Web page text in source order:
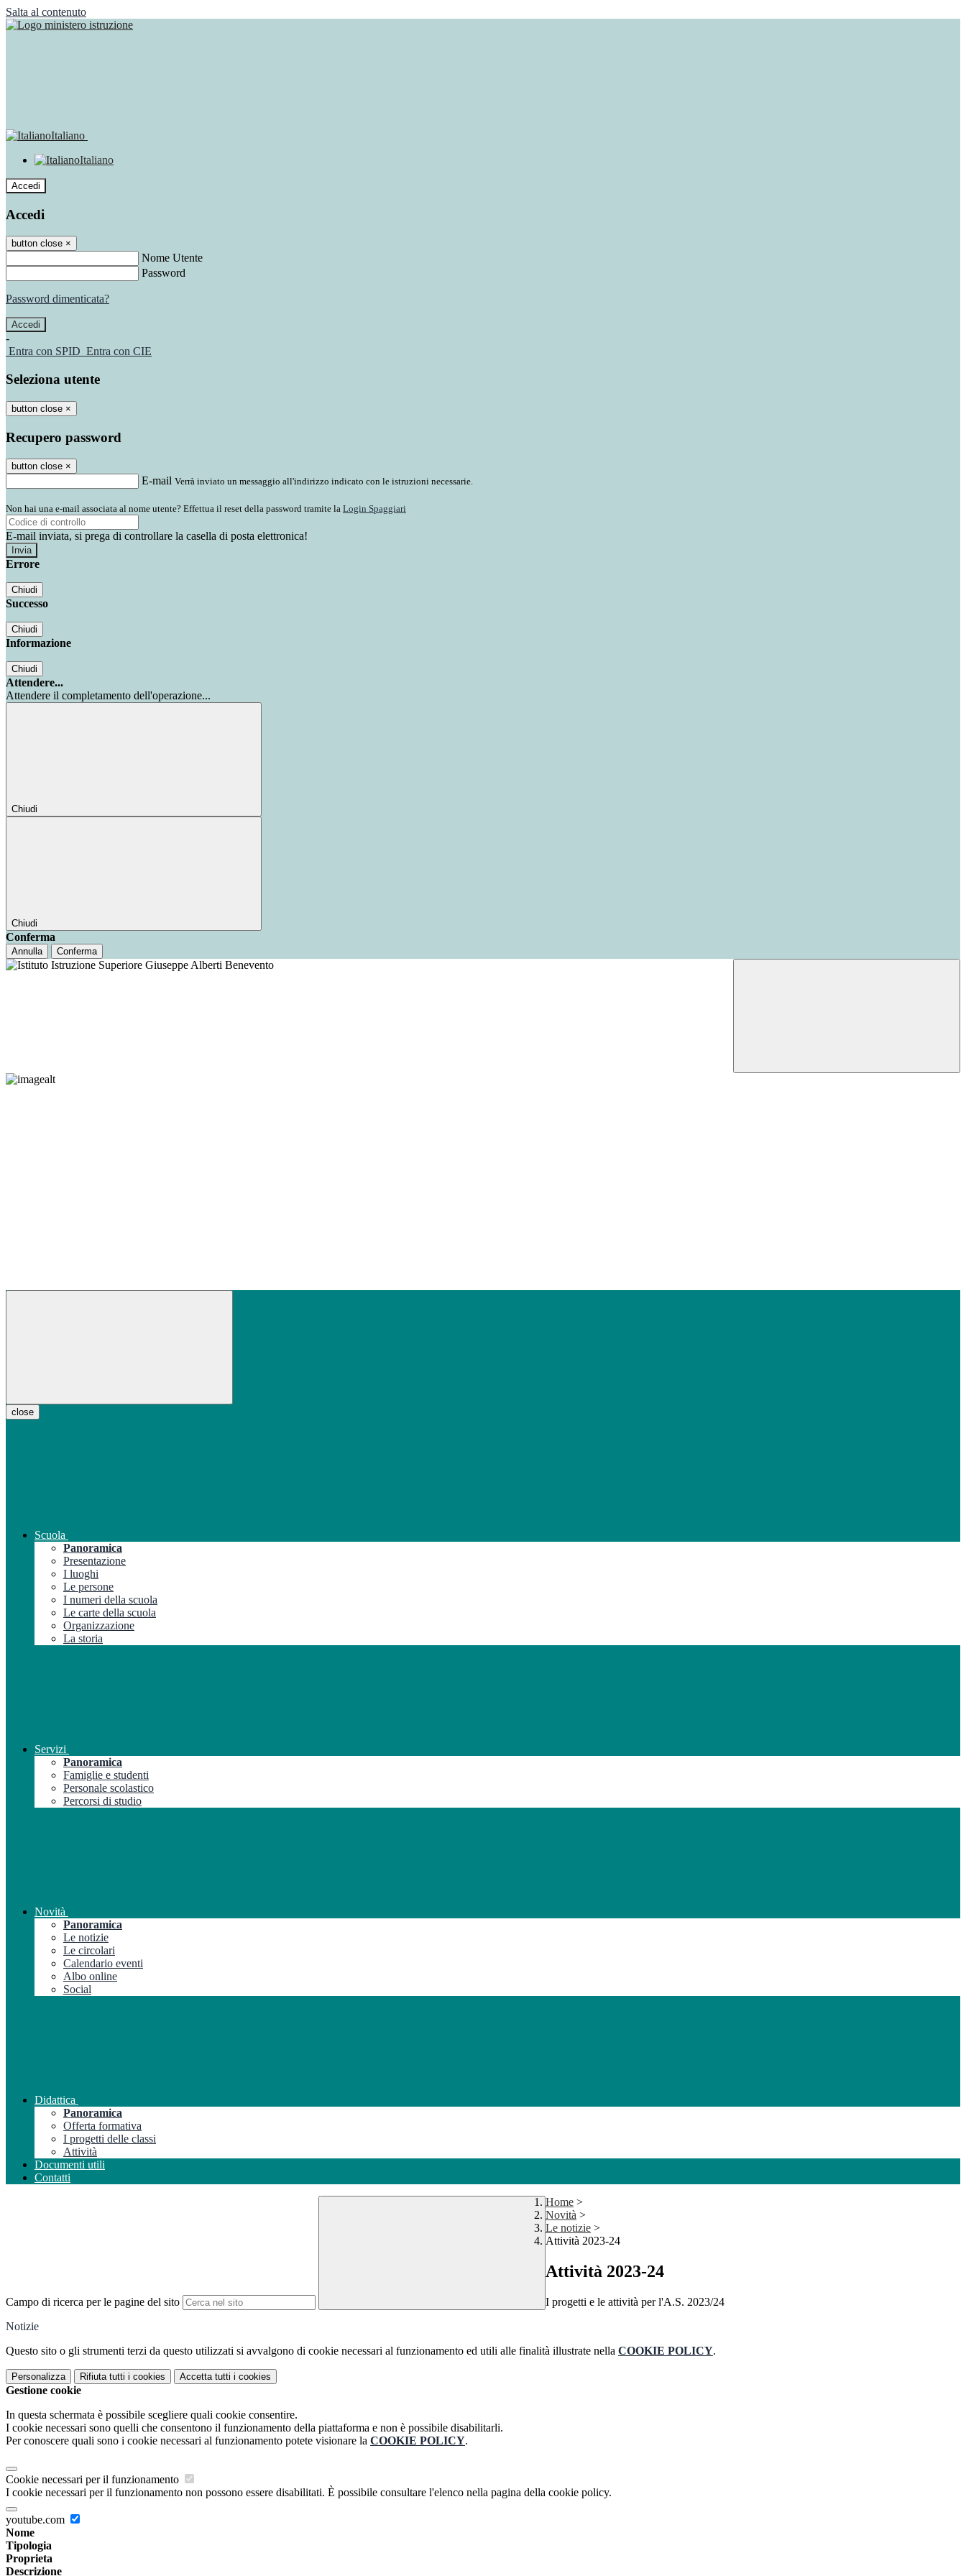
Salta al contenuto
Italiano
Italiano
Accedi
Accedi
button close ×
Nome Utente
Password
Password dimenticata?
-
Entra con SPID Entra con CIE
Seleziona utente
button close ×
Recupero password
button close ×
E-mail Verrà inviato un messaggio all'indirizzo indicato con le istruzioni necessarie.
Non hai una e-mail associata al nome utente? Effettua il reset della password tramite la Login Spaggiari
E-mail inviata, si prega di controllare la casella di posta elettronica!
Errore
Chiudi
Successo
Chiudi
Informazione
Chiudi
Attendere...
Attendere il completamento dell'operazione...
Chiudi
Chiudi
Conferma
Annulla Conferma
close
Scuola
Panoramica
Presentazione
I luoghi
Le persone
I numeri della scuola
Le carte della scuola
Organizzazione
La storia
Servizi
Panoramica
Famiglie e studenti
Personale scolastico
Percorsi di studio
Novità
Panoramica
Le notizie
Le circolari
Calendario eventi
Albo online
Social
Didattica
Panoramica
Offerta formativa
I progetti delle classi
Attività
Documenti utili
Contatti
Campo di ricerca per le pagine del sito
Home >
Novità >
Le notizie >
Attività 2023-24
Attività 2023-24
I progetti e le attività per l'A.S. 2023/24
Notizie
Questo sito o gli strumenti terzi da questo utilizzati si avvalgono di cookie necessari al funzionamento ed utili alle finalità illustrate nella COOKIE POLICY.
Personalizza Rifiuta tutti i cookies Accetta tutti i cookies
Gestione cookie
In questa schermata è possibile scegliere quali cookie consentire.
I cookie necessari sono quelli che consentono il funzionamento della piattaforma e non è possibile disabilitarli.
Per conoscere quali sono i cookie necessari al funzionamento potete visionare la COOKIE POLICY.
Cookie necessari per il funzionamento
I cookie necessari per il funzionamento non possono essere disabilitati. È possibile consultare l'elenco nella pagina della cookie policy.
youtube.com
Nome
Tipologia
Proprieta
Descrizione